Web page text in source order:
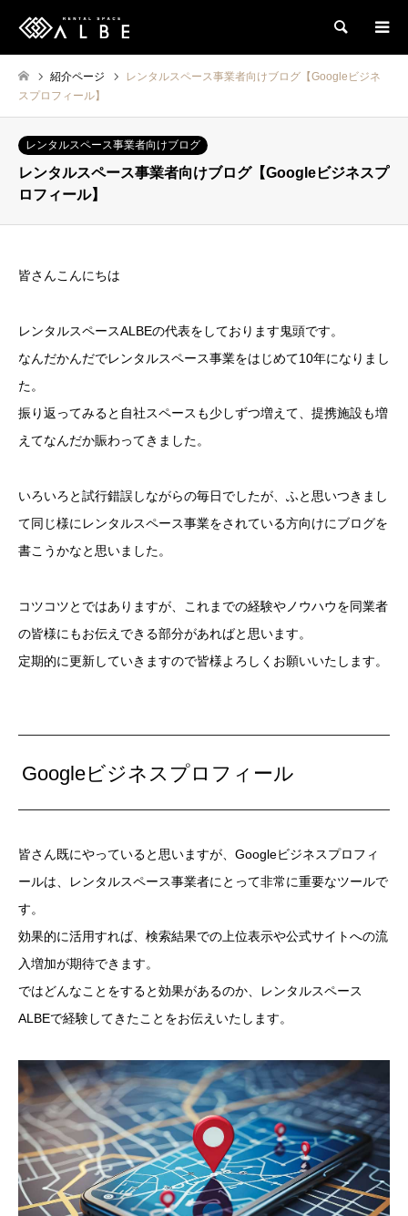
検索
紹介ページ
レンタルスペース事業者向けブログ【Googleビジネ
スプロフィール】
レンタルスペース事業者向けブログ
レンタルスペース事業者向けブログ【Googleビジネスプ
ロフィール】
皆さんこんにちは
レンタルスペースALBEの代表をしております鬼頭です。
なんだかんだでレンタルスペース事業をはじめて10年になりまし
た。
振り返ってみると自社スペースも少しずつ増えて、提携施設も増
えてなんだか賑わってきました。
いろいろと試行錯誤しながらの毎日でしたが、ふと思いつきまし
て同じ様にレンタルスペース事業をされている方向けにブログを
書こうかなと思いました。
コツコツとではありますが、これまでの経験やノウハウを同業者
の皆様にもお伝えできる部分があればと思います。
定期的に更新していきますので皆様よろしくお願いいたします。
Googleビジネスプロフィール
皆さん既にやっていると思いますが、Googleビジネスプロフィ
ールは、レンタルスペース事業者にとって非常に重要なツールで
す。
効果的に活用すれば、検索結果での上位表示や公式サイトへの流
入増加が期待できます。
ではどんなことをすると効果があるのか、レンタルスペース
ALBEで経験してきたことをお伝えいたします。